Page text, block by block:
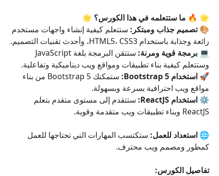
🌟 🔥 ما ستتعلمه في هذا الكورس؟ 🌟
🎨 تصميم جذاب ومبتكر: ستتعلم كيفية إنشاء واجهات مستخدم
رائعة وجذابة باستخدام HTML5، CSS3، وأحدث تقنيات التصميم.
💻 برمجة قوية ومرنة:
ستتقن البرمجة بلغة JavaScript
وستتعلم كيفية بناء تطبيقات ومواقع ويب ديناميكية وتفاعلية.
🚀 استخدام Bootstrap 5:
ستمكنك Bootstrap 5 من بناء
مواقع ويب احترافية بسرعة وبسهولة.
⚙️ استخدام ReactJS:
ستتقدم إلى مستوى متقدم بتعلم
ReactJS وبناء تطبيقات ويب متقدمة وقوية.
🌐 استعداد للعمل: ستكتسب المهارات التي تحتاجها للعمل
كمطور ومصمم ويب محترف.
تفاصيل الكورس: